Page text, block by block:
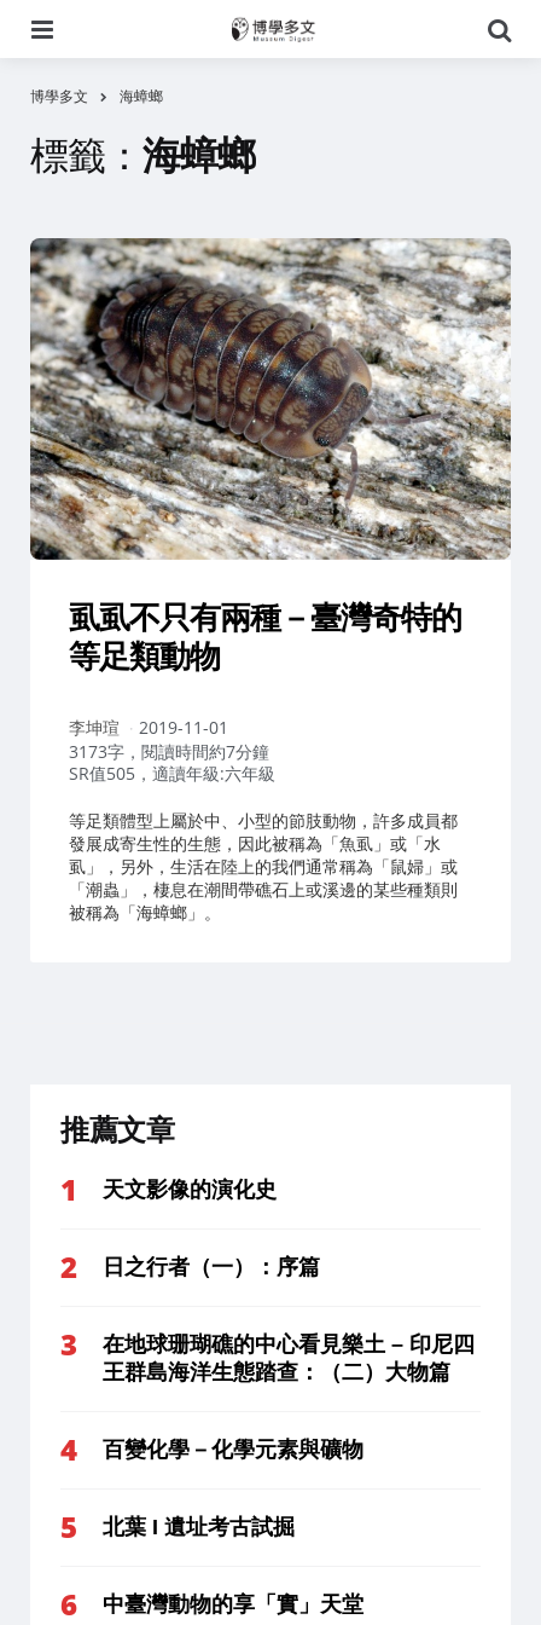
尋
博學多文 海蟑螂
標籤： 海蟑螂
虱虱不只有兩種－臺灣奇特的
等足類動物
作
者：
李坤瑄
2019-11-01
3173字，閱讀時間約7分鐘
SR值505，適讀年級:六年級
等足類體型上屬於中、小型的節肢動物，許多成員都
發展成寄生性的生態，因此被稱為「魚虱」或「水
虱」，另外，生活在陸上的我們通常稱為「鼠婦」或
「潮蟲」，棲息在潮間帶礁石上或溪邊的某些種類則
被稱為「海蟑螂」。
推薦文章
天文影像的演化史
日之行者（一）：序篇
在地球珊瑚礁的中心看見樂土 – 印尼四
王群島海洋生態踏查：（二）大物篇
百變化學－化學元素與礦物
北葉 I 遺址考古試掘
中臺灣動物的享「實」天堂